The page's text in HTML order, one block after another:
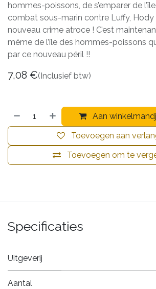
hommes-poissons, de s’emparer de
combat sous-marin contre Luffy,
nouveau crime atroce ! C’est
même de l’île des hommes-poissons
par ce nouveau péril !!
7,08 €(Inclusief btw)
Aan
Toevoegen om te
Toevoegen aan
Specificaties
Uitgeverij
Aantal